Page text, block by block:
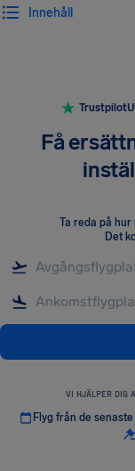
Innehåll
Trustpilot
Få
Ta reda på
Det
VI HJÄLPER DIG
Flyg från de